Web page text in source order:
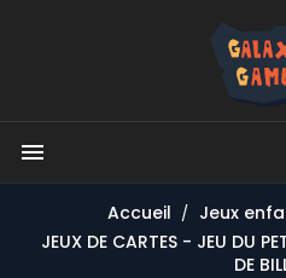

Accueil Jeux
JEUX DE CARTES - JEU DU
DE